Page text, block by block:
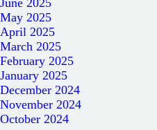
June 2025
May 2025
April 2025
March 2025
February 2025
January 2025
December 2024
November 2024
October 2024